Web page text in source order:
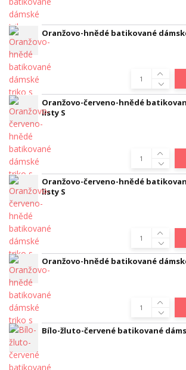
Oranžovo-hnědé batikované
Oranžovo-červeno-hnědé
listy S
Oranžovo-červeno-hnědé
listy S
Oranžovo-hnědé batikované
Bílo-žluto-červené batikované